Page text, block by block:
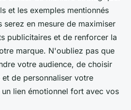
et les exemples mentionnés
en mesure de maximiser
publicitaires et de renforcer la
marque. N'oubliez pas que
votre audience, de choisir
de personnaliser votre
lien émotionnel fort avec vos